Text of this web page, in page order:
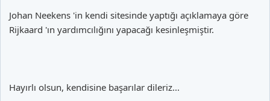
i
Johan Neekens 'in kendi sitesinde yaptığı açıklamaya göre
Rijkaard 'ın yardımcılığını yapacağı kesinleşmiştir.
Hayırlı olsun, kendisine başarılar dileriz...